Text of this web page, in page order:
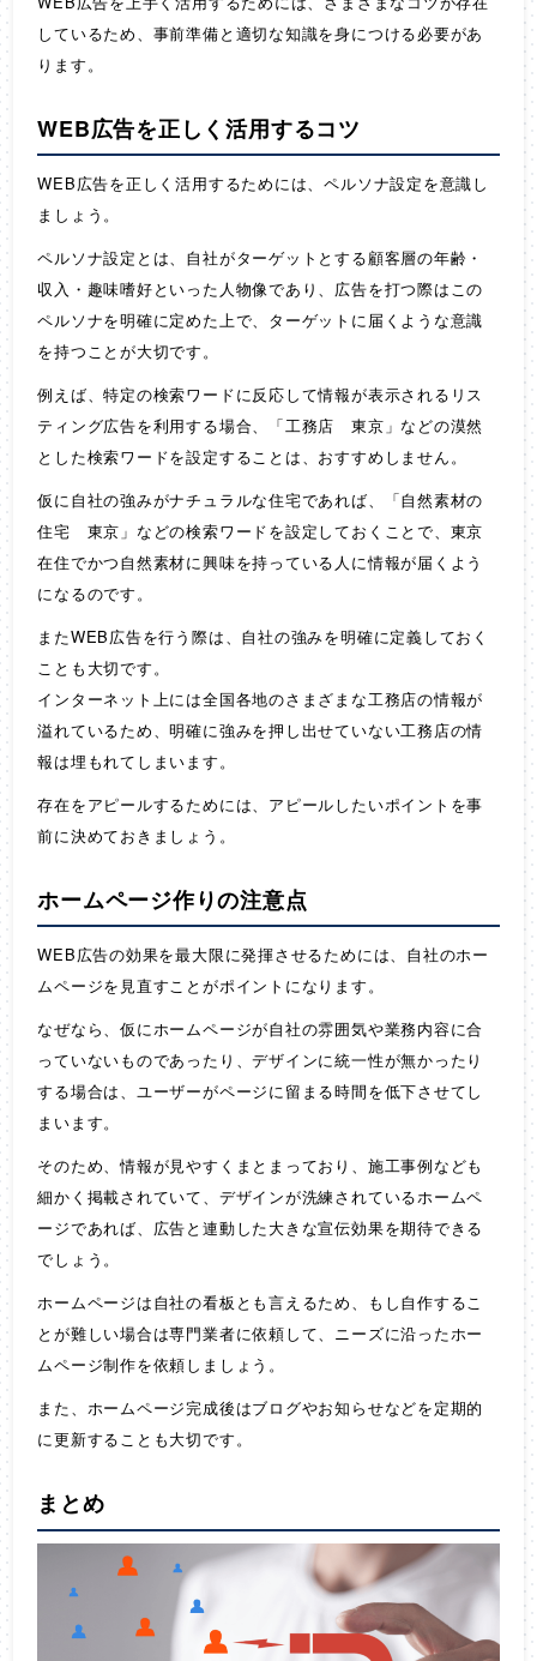
しているため、事前準備と適切な知識を身につける必要があ
ります。
WEB広告を正しく活用するコツ
WEB広告を正しく活用するためには、ペルソナ設定を意識し
ましょう。
ペルソナ設定とは、自社がターゲットとする顧客層の年齢・
収入・趣味嗜好といった人物像であり、広告を打つ際はこの
ペルソナを明確に定めた上で、ターゲットに届くような意識
を持つことが大切です。
例えば、特定の検索ワードに反応して情報が表示されるリス
ティング広告を利用する場合、「工務店 東京」などの漠然
とした検索ワードを設定することは、おすすめしません。
仮に自社の強みがナチュラルな住宅であれば、「自然素材の
住宅 東京」などの検索ワードを設定しておくことで、東京
在住でかつ自然素材に興味を持っている人に情報が届くよう
になるのです。
またWEB広告を行う際は、自社の強みを明確に定義しておく
ことも大切です。
インターネット上には全国各地のさまざまな工務店の情報が
溢れているため、明確に強みを押し出せていない工務店の情
報は埋もれてしまいます。
存在をアピールするためには、アピールしたいポイントを事
前に決めておきましょう。
ホームページ作りの注意点
WEB広告の効果を最大限に発揮させるためには、自社のホー
ムページを見直すことがポイントになります。
なぜなら、仮にホームページが自社の雰囲気や業務内容に合
っていないものであったり、デザインに統一性が無かったり
する場合は、ユーザーがページに留まる時間を低下させてし
まいます。
そのため、情報が見やすくまとまっており、施工事例なども
細かく掲載されていて、デザインが洗練されているホームペ
ージであれば、広告と連動した大きな宣伝効果を期待できる
でしょう。
ホームページは自社の看板とも言えるため、もし自作するこ
とが難しい場合は専門業者に依頼して、ニーズに沿ったホー
ムページ制作を依頼しましょう。
また、ホームページ完成後はブログやお知らせなどを定期的
に更新することも大切です。
まとめ